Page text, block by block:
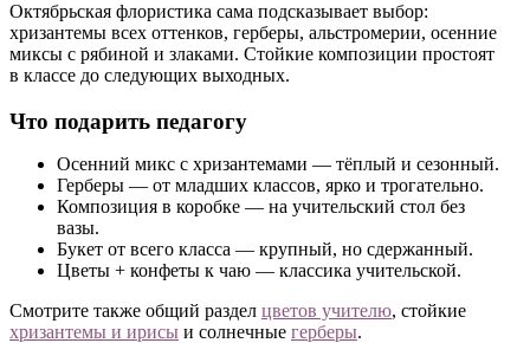
Октябрьская флористика сама подсказывает выбор:
хризантемы всех оттенков, герберы, альстромерии, осенние
миксы с рябиной и злаками. Стойкие композиции простоят
в классе до следующих выходных.
Что подарить педагогу
Осенний микс с хризантемами — тёплый и сезонный.
Герберы — от младших классов, ярко и трогательно.
Композиция в коробке — на учительский стол без
вазы.
Букет от всего класса — крупный, но сдержанный.
Цветы + конфеты к чаю — классика учительской.
Смотрите также общий раздел цветов учителю, стойкие
хризантемы и ирисы и солнечные герберы.